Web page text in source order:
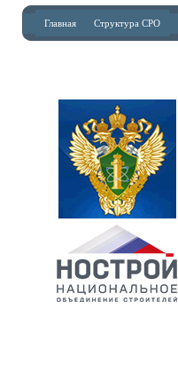
Главная Структура СРО